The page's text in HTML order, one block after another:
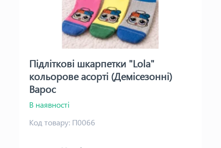
Підліткові шкарпетки "Lola"
кольорове асорті (Демісезонні)
Варос
В наявності
Код товару: П0066